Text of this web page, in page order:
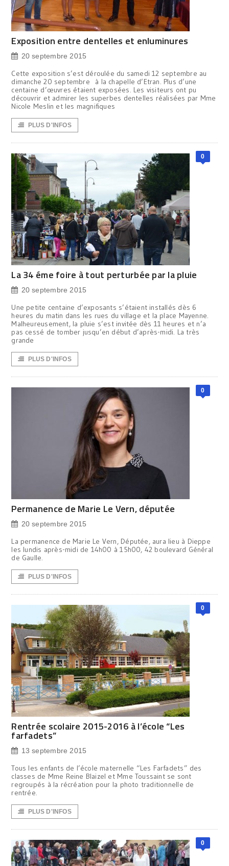
Exposition entre dentelles et enluminures
20 septembre 2015
Cette exposition s’est déroulée du samedi 12 septembre au
dimanche 20 septembre à la chapelle d’Etran. Plus d’une
centaine d’œuvres étaient exposées. Les visiteurs ont pu
découvrir et admirer les superbes dentelles réalisées par Mme
Nicole Meslin et les magnifiques
PLUS D'INFOS
0
La 34 éme foire à tout perturbée par la pluie
20 septembre 2015
Une petite centaine d’exposants s’étaient installés dès 6
heures du matin dans les rues du village et la place Mayenne.
Malheureusement, la pluie s’est invitée dès 11 heures et n’a
pas cessé de tomber jusqu’en début d’après-midi. La très
grande
PLUS D'INFOS
0
Permanence de Marie Le Vern, députée
20 septembre 2015
La permanence de Marie Le Vern, Députée, aura lieu à Dieppe
les lundis après-midi de 14h00 à 15h00, 42 boulevard Général
de Gaulle.
PLUS D'INFOS
0
Rentrée scolaire 2015-2016 à l’école “Les
farfadets”
13 septembre 2015
Tous les enfants de l’école maternelle “Les Farfadets” des
classes de Mme Reine Blaizel et Mme Toussaint se sont
regroupés à la récréation pour la photo traditionnelle de
rentrée.
PLUS D'INFOS
0